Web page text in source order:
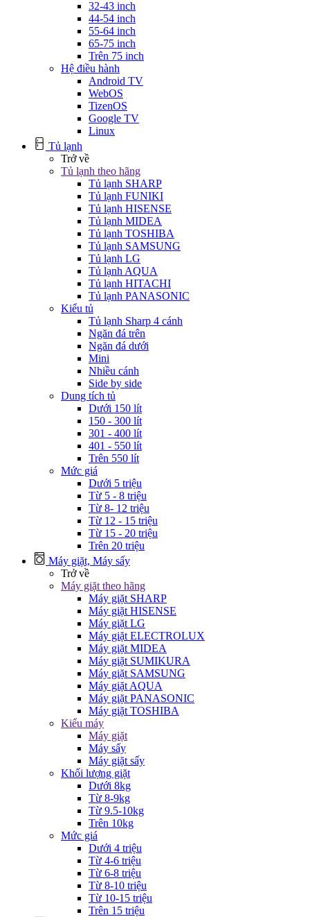
32-43 inch
44-54 inch
55-64 inch
65-75 inch
Trên 75 inch
Hệ điều hành
Android TV
WebOS
TizenOS
Google TV
Linux
Tủ lạnh
Trở về
Tủ lạnh theo hãng
Tủ lạnh SHARP
Tủ lạnh FUNIKI
Tủ lạnh HISENSE
Tủ lạnh MIDEA
Tủ lạnh TOSHIBA
Tủ lạnh SAMSUNG
Tủ lạnh LG
Tủ lạnh AQUA
Tủ lạnh HITACHI
Tủ lạnh PANASONIC
Kiểu tủ
Tủ lạnh Sharp 4 cánh
Ngăn đá trên
Ngăn đá dưới
Mini
Nhiều cánh
Side by side
Dung tích tủ
Dưới 150 lít
150 - 300 lít
301 - 400 lít
401 - 550 lít
Trên 550 lít
Mức giá
Dưới 5 triệu
Từ 5 - 8 triệu
Từ 8- 12 triệu
Từ 12 - 15 triệu
Từ 15 - 20 triệu
Trên 20 triệu
Máy giặt, Máy sấy
Trở về
Máy giặt theo hãng
Máy giặt SHARP
Máy giặt HISENSE
Máy giặt LG
Máy giặt ELECTROLUX
Máy giặt MIDEA
Máy giặt SUMIKURA
Máy giặt SAMSUNG
Máy giặt AQUA
Máy giặt PANASONIC
Máy giặt TOSHIBA
Kiểu máy
Máy giặt
Máy sấy
Máy giặt sấy
Khối lượng giặt
Dưới 8kg
Từ 8-9kg
Từ 9.5-10kg
Trên 10kg
Mức giá
Dưới 4 triệu
Từ 4-6 triệu
Từ 6-8 triệu
Từ 8-10 triệu
Từ 10-15 triệu
Trên 15 triệu